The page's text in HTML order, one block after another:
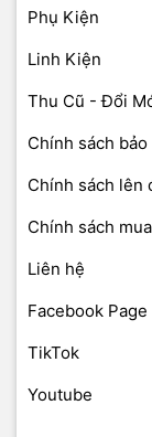
Phụ Kiện
Linh Kiện
Thu Cũ - Đổi
Chính sách bảo
Chính sách lên
Chính sách
Liên hệ
Facebook Page
TikTok
Youtube